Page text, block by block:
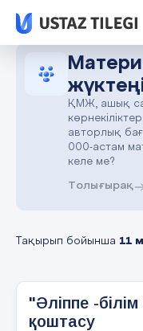
ҚМЖ, ашық
авторлық
000-астам
келе ме?
Толығырақ
Тақырып бойынша 11
"Әліппе -
қоштасу